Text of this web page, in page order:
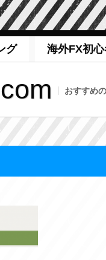
グ 海外FX初
おすすめ